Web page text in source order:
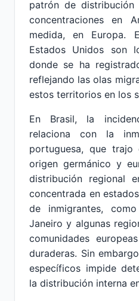
patrón de
concentraciones en
medida, en Europa.
Estados Unidos son
donde se ha
reflejando las olas
estos territorios en los
En Brasil, la
relaciona con la
portuguesa, que trajo
origen germánico y
distribución regional
concentrada en
de inmigrantes,
Janeiro y algunas
comunidades
duraderas. Sin
específicos impide
la distribución interna